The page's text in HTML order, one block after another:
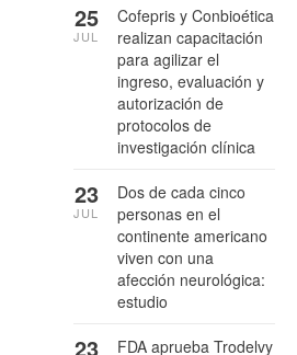
Cofepris y Conbioética
realizan capacitación
para agilizar el
ingreso, evaluación y
autorización de
protocolos de
investigación clínica
25
JUL
Dos de cada cinco
personas en el
continente americano
viven con una
afección neurológica:
estudio
23
JUL
FDA aprueba Trodelvy
23